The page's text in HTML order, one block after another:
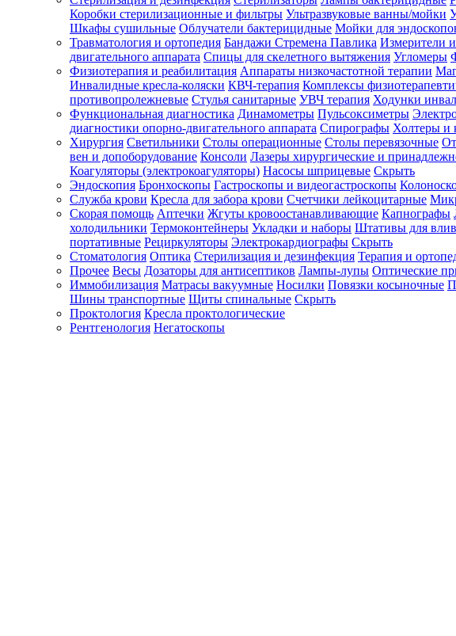
Зарегистрироваться
Зачем
регистрироваться?
Все
покупки
в
одном
месте
Личный
менеджер
Отслеживание
статуса
заказа
Коробки стерилизационные и фильтры Ультразвуковые ванны/мойки
Шкафы сушильные Облучатели бактерицидные Мойки для
Травматология и ортопедия Бандажи Стремена Павлика Измерители
двигательного аппарата Спицы для скелетного вытяжения Угломеры
Физиотерапия и реабилитация Аппараты низкочастотной терапии
Инвалидные кресла-коляски КВЧ-терапия Комплексы
противопролежневые Стулья санитарные УВЧ терапия Ходунки
Функциональная диагностика Динамометры Пульсоксиметры
диагностики опорно-двигательного аппарата Спирографы Холтеры и
Хирургия Светильники Столы операционные Столы перевязочные
вен и допоборудование Консоли Лазеры хирургические и
Коагуляторы (электрокоагуляторы) Насосы шприцевые Скрыть
Эндоскопия Бронхоскопы Гастроскопы и видеогастроскопы
Служба крови Кресла для забора крови Счетчики лейкоцитарные
Скорая помощь Аптечки Жгуты кровоостанавливающие Капнографы
холодильники Термоконтейнеры Укладки и наборы Штативы для
портативные Рециркуляторы Электрокардиографы Скрыть
Стоматология Оптика Стерилизация и дезинфекция Терапия и
Прочее Весы Дозаторы для антисептиков Лампы-лупы Оптические
Иммобилизация Матрасы вакуумные Носилки Повязки косыночные
Шины транспортные Щиты спинальные Скрыть
Проктология Кресла проктологические
Рентгенология Негатоскопы